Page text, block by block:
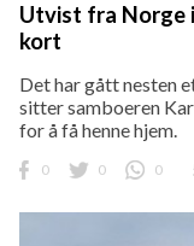
Utvist fra Norge
kort
Det har gått nesten
sitter samboeren
for å få henne hjem.
0 0 0